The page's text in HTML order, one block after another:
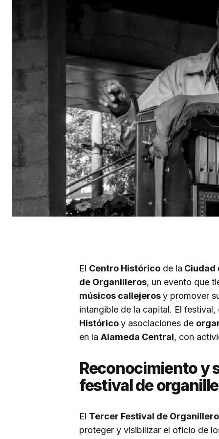
El Centro Histórico de la Ciudad
de Organilleros, un evento que
músicos callejerosy promover
intangible de la capital. El
Históricoy asociaciones de
en la Alameda Central, con
Reconocimiento y
festival de
El Tercer Festival de
proteger y visibilizar el oficio de